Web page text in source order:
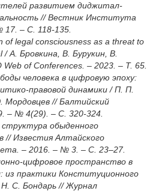
развитием диджитал-
// Вестник Института
– С. 118-135.
of legal consciousness as a threat to
А. Бровкина, В. Бурукин, В.
of Conferences. – 2023. – Т. 65.
человека в цифровую эпоху:
правовой динамики / П. П.
// Балтийский
– № 4(29). – С. 320-324.
обыденного
// Известия Алтайского
– 2016. – № 3. – С. 23–27.
цифровое пространство в
из практики Конституционного
Н. С. Бондарь // Журнал